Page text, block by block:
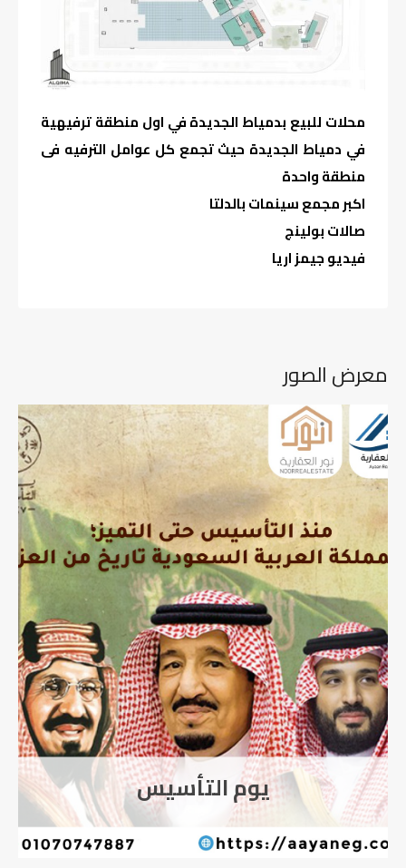
محلات للبيع بدمياط الجديدة في اول منطقة ترفيهية
في دمياط الجديدة حيث تجمع كل عوامل الترفيه فى
منطقة واحدة
اكبر مجمع سينمات بالدلتا
صالات بولينج
فيديو جيمز اريا
معرض الصور